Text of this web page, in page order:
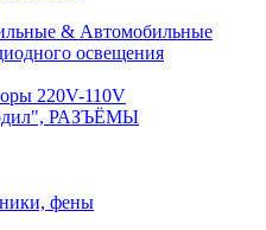
& Автомобильные
освещения
220V-110V
РАЗЪЁМЫ
фены